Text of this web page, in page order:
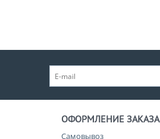
ОФОРМЛЕНИЕ ЗАКАЗА
Самовывоз